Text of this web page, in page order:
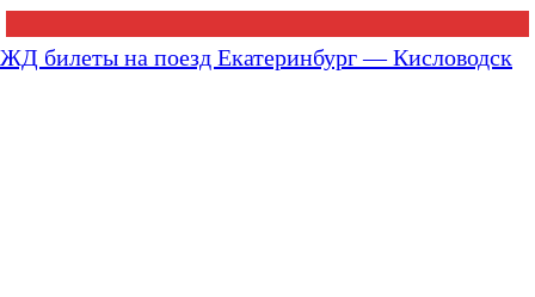
ЖД билеты на поезд Екатеринбург — Кисловодск